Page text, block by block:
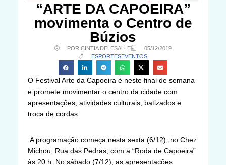
“ARTE DA CAPOEIRA”
movimenta o Centro de
Búzios
POR CINTIA DELESALLE
05/12/2019
ESPORTESEVENTOS
O Festival Arte da Capoeira é neste final de semana
e promete movimentar o centro da cidade com
apresentações, atividades culturais, batizados e
troca de cordas.
A programação começa nesta sexta (6/12), no Chez
Michou, Rua das Pedras, com a “Roda de Capoeira”
às 20 h. No sábado (7/12), as apresentações